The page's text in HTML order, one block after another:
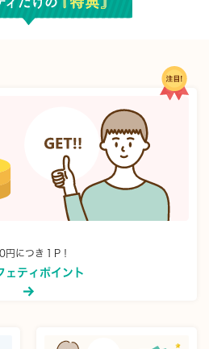
円につき１P！
ェティポイント